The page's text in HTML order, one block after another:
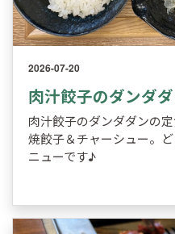
2026-07-20
肉汁餃子のダンダ
肉汁餃子のダンダダンの
焼餃子＆チャーシュー。
ニューです♪